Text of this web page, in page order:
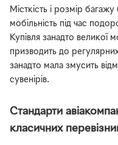
Місткість і розмір
мобільність під час
Купівля занадто великої
призводить до
занадто мала змусить
сувенірів.
Стандарти
класичних